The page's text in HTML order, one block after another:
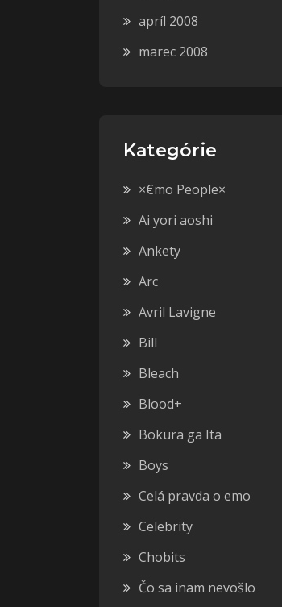
apríl 2008
marec 2008
Kategórie
×€mo People×
Ai yori aoshi
Ankety
Arc
Avril Lavigne
Bill
Bleach
Blood+
Bokura ga Ita
Boys
Celá pravda o emo
Celebrity
Chobits
Čo sa inam nevošlo